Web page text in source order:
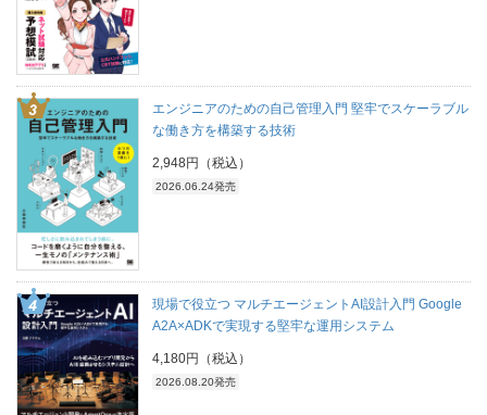
エンジニアのための自己管理入門 堅牢でスケーラブル
な働き方を構築する技術
2,948円（税込）
2026.06.24発売
現場で役立つ マルチエージェントAI設計入門 Google
A2A×ADKで実現する堅牢な運用システム
4,180円（税込）
2026.08.20発売